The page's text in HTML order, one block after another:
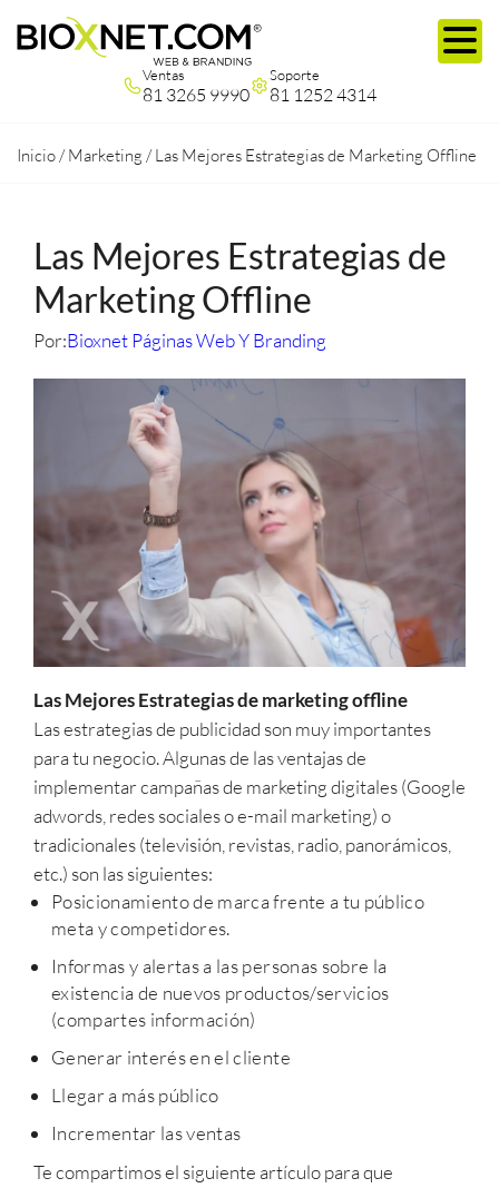
Ventas
81 3265 9990
Soporte
81 1252 4314
Inicio /Marketing /Las Mejores Estrategias de Marketing Offline
Las Mejores Estrategias de
Marketing Offline
Por:Bioxnet Páginas Web Y Branding
Las Mejores Estrategias de marketing offline
Las estrategias de publicidad son muy importantes
para tu negocio. Algunas de las ventajas de
implementar campañas de marketing digitales (Google
adwords, redes sociales o e-mail marketing) o
tradicionales (televisión, revistas, radio, panorámicos,
etc.) son las siguientes:
Posicionamiento de marca frente a tu público
meta y competidores.
Informas y alertas a las personas sobre la
existencia de nuevos productos/servicios
(compartes información)
Generar interés en el cliente
Llegar a más público
Incrementar las ventas
Te compartimos el siguiente artículo para que